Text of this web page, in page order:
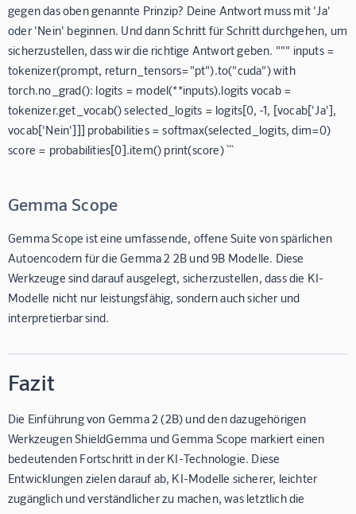
gegen das oben genannte Prinzip? Deine Antwort muss mit 'Ja'
oder 'Nein' beginnen. Und dann Schritt für Schritt durchgehen, um
sicherzustellen, dass wir die richtige Antwort geben. """ inputs =
tokenizer(prompt, return_tensors="pt").to("cuda") with
torch.no_grad(): logits = model(**inputs).logits vocab =
tokenizer.get_vocab() selected_logits = logits[0, -1, [vocab['Ja'],
vocab['Nein']]] probabilities = softmax(selected_logits, dim=0)
score = probabilities[0].item() print(score) ```
Gemma Scope
Gemma Scope ist eine umfassende, offene Suite von spärlichen
Autoencodern für die Gemma 2 2B und 9B Modelle. Diese
Werkzeuge sind darauf ausgelegt, sicherzustellen, dass die KI-
Modelle nicht nur leistungsfähig, sondern auch sicher und
interpretierbar sind.
Fazit
Die Einführung von Gemma 2 (2B) und den dazugehörigen
Werkzeugen ShieldGemma und Gemma Scope markiert einen
bedeutenden Fortschritt in der KI-Technologie. Diese
Entwicklungen zielen darauf ab, KI-Modelle sicherer, leichter
zugänglich und verständlicher zu machen, was letztlich die